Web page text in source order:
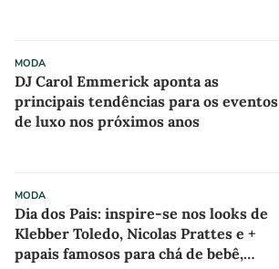
MODA
DJ Carol Emmerick aponta as
principais tendências para os eventos
de luxo nos próximos anos
MODA
Dia dos Pais: inspire-se nos looks de
Klebber Toledo, Nicolas Prattes e +
papais famosos para chá de bebê,